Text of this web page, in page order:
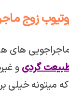
زوج
های
گردیو
میتونه خیلی